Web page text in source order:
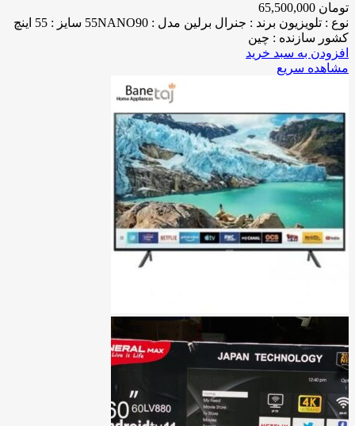
تومان
نوع : تلویزیون برند : جنرال برلین مدل : 55NANO90 سایز : 55 اینچ
کشور سازنده : چین
افزودن به سبد خرید
مشاهده سریع